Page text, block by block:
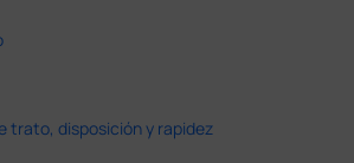
trato, disposición y rapidez